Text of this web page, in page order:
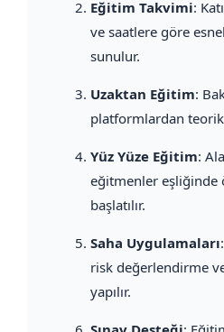
Eğitim Takvimi:
ve saatlere göre
sunulur.
Uzaktan Eğitim:
platformlardan
Yüz Yüze Eğitim:
eğitmenler eşliğinde
başlatılır.
Saha Uygulamaları
risk değerlendirme
yapılır.